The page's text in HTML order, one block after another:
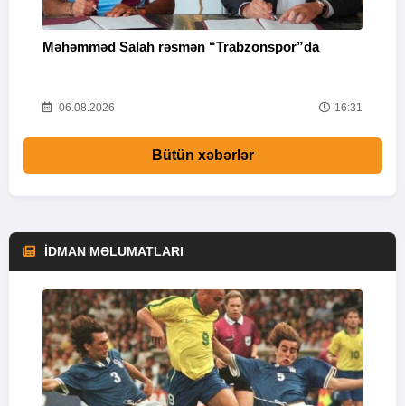
Məhəmməd Salah rəsmən “Trabzonspor”da
06.08.2026 16:31
Bütün xəbərlər
İDMAN MƏLUMATLARI